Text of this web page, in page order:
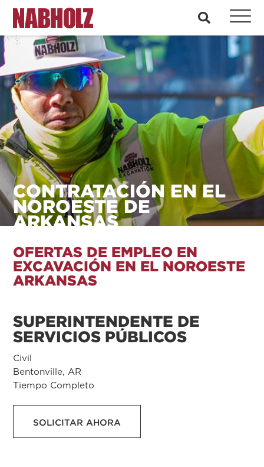
Nabholz Construction Corporation busque en
CONTRATACIÓN EN EL
NOROESTE DE
ARKANSAS
OFERTAS DE EMPLEO EN
EXCAVACIÓN EN EL NOROESTE
ARKANSAS
SUPERINTENDENTE DE
SERVICIOS PÚBLICOS
Civil
Bentonville, AR
Tiempo Completo
SOLICITAR AHORA